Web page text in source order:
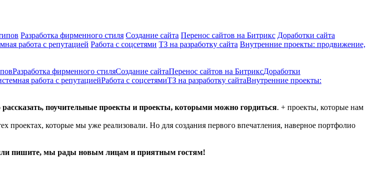
Разработка фирменного стиля Создание сайта Перенос сайтов на Битрикс Доработки сайта
работа с репутацией Работа с соцсетями ТЗ на разработку сайта Внутренние проекты: продвижение,
Разработка фирменного стиляСоздание сайтаПеренос сайтов на БитриксДоработки
работа с репутациейРабота с соцсетямиТЗ на разработку сайтаВнутренние проекты:
поучительные проекты и проекты, которыми можно гордиться. + проекты, которые нам
которые мы уже реализовали. Но для создания первого впечатления, наверное портфолио
пишите, мы рады новым лицам и приятным гостям!